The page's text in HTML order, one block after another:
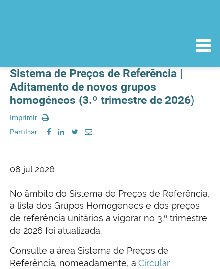
Sistema de Preços de Referência |
Aditamento de novos grupos
homogéneos (3.º trimestre de 2026)
Imprimir
Partilhar
08 jul 2026
No âmbito do Sistema de Preços de Referência,
a lista dos Grupos Homogéneos e dos preços
de referência unitários a vigorar no 3.º trimestre
de 2026 foi atualizada.
Consulte a área Sistema de Preços de
Referência, nomeadamente, a Circular